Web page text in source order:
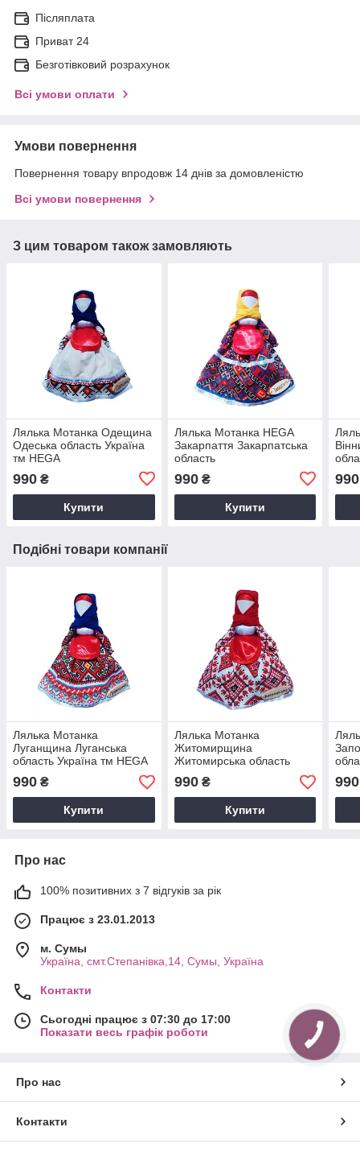
Післяплата
Приват 24
Безготівковий розрахунок
Всі умови оплати
Умови повернення
Повернення товару впродовж 14 днів за домовленістю
Всі умови повернення
З цим товаром також замовляють
Лялька Мотанка Одещина
Одеська область Україна
тм HEGA
990 ₴
Купити
Лялька Мотанка HEGA
Закарпаття Закарпатська
область
990₴
Купити
990
Подібні товари компанії
Лялька Мотанка
Луганщина Луганська
область Україна тм HEGA
990 ₴
Купити
Лялька Мотанка
Житомирщина
Житомирська область
Україна тм HEGA
990₴
Купити
990
Про нас
100% позитивних з 7 відгуків за рік
Працює з 23.01.2013
м. Cумы
Україна, смт.Степанівка,14, Cумы, Україна
Контакти
Сьогодні працює з 07:30 до 17:00
Показати весь графік роботи
Про нас
Контакти